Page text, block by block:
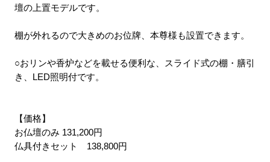
壇の上置モデルです。
棚が外れるので大きめのお位牌、本尊様も設置できます。
○おリンや香炉などを載せる便利な、スライド式の棚・膳引
き、LED照明付です。
【価格】
お仏壇のみ 131,200円
仏具付きセット 138,800円